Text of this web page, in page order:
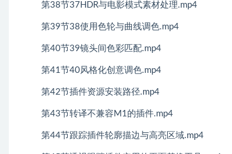
第38节37HDR与电影模式素材处理.mp4
第39节38使用色轮与曲线调色.mp4
第40节39镜头间色彩匹配.mp4
第41节40风格化创意调色.mp4
第42节插件资源安装路径.mp4
第43节转译不兼容M1的插件.mp4
第44节跟踪插件轮廓描边与高亮区域.mp4